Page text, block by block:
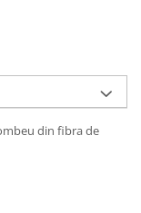
din fibra de